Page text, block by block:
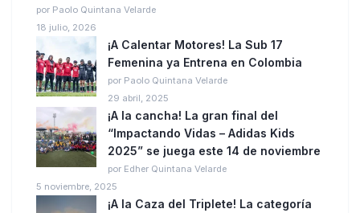
por Paolo Quintana Velarde
18 julio, 2026
¡A Calentar Motores! La Sub 17
Femenina ya Entrena en Colombia
por Paolo Quintana Velarde
29 abril, 2025
¡A la cancha! La gran final del
“Impactando Vidas – Adidas Kids
2025” se juega este 14 de noviembre
por Edher Quintana Velarde
5 noviembre, 2025
¡A la Caza del Triplete! La categoría